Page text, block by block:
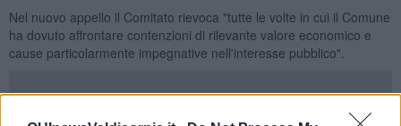
Nel nuovo appello il Comitato rievoca "tutte le volte in cui il Comune
ha dovuto affrontare contenzioni di rilevante valore economico e
cause particolarmente impegnative nell'interesse pubblico".